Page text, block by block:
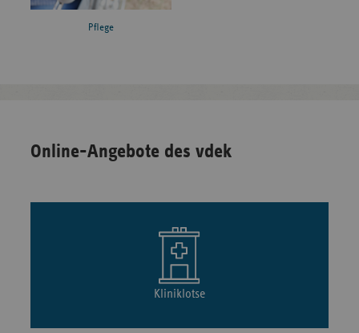
Pflege
Online-Angebote des vdek
Kliniklotse